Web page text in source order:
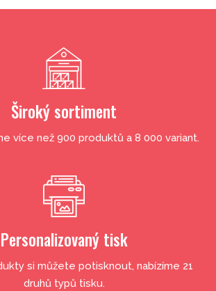
Široký sortiment
více než 900 produktů a 8 000 variant.
Personalizovaný tisk
si můžete potisknout, nabízíme 21
druhů typů tisku.